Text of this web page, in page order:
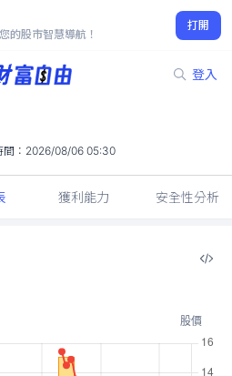
的股市智慧導航！
打開
登入
-4.39%
： 2026/08/06 05:30
獲利能力 安全性分析